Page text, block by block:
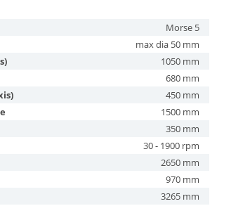
Morse 5
max dia 50 mm
1050 mm
680 mm
450 mm
1500 mm
350 mm
30 - 1900 rpm
2650 mm
970 mm
3265 mm